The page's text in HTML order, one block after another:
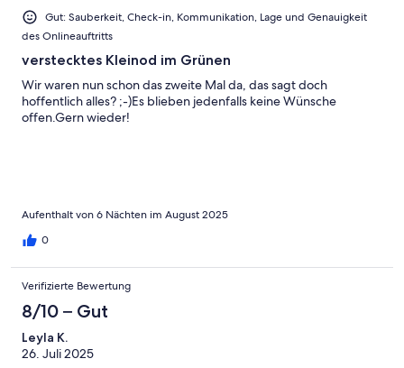
Gut: Sauberkeit, Check-in, Kommunikation, Lage und Genauigkeit
des Onlineauftritts
verstecktes Kleinod im Grünen
Wir waren nun schon das zweite Mal da, das sagt doch
hoffentlich alles? ;-)Es blieben jedenfalls keine Wünsche
offen.Gern wieder!
Aufenthalt von 6 Nächten im August 2025
0
Verifizierte Bewertung
8/10 – Gut
Leyla K.
26. Juli 2025